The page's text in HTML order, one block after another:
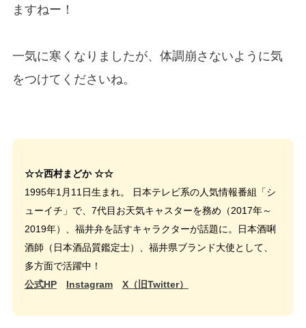
ますねー！
一気に寒くなりましたが、体調崩さないように気
をつけてくださいね。
☆☆西村まどか ☆☆
1995年1月11日生まれ。 日本テレビ系の人気情報番組「シ
ューイチ」で、7代目お天気キャスターを務め（2017年～
2019年）、福井弁を話すキャラクターが話題に。日本酒唎
酒師（日本酒品質鑑定士）、福井県ブランド大使として、
多方面で活躍中！
公式HP
Instagram X（旧Twitter）